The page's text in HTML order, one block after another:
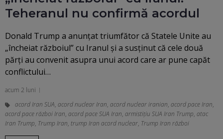
Teheranul nu confirmă acordul
Donald Trump a anunţat triumfător că Statele Unite au
„încheiat războiul” cu Iranul și a susținut că cele două
părți au convenit asupra unui acord care ar pune capăt
conflictului…
acum 2 luni
acord Iran SUA, acord nuclear Iran, acord nuclear iranian, acord pace Iran,
acord pace război Iran, acord pace SUA Iran, armistițiu SUA Iran Trump, atac
Iran Trump, Trump Iran, trump Iran acord nuclear, Trump Iran război